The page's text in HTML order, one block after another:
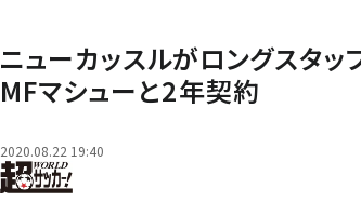
ニューカッスルがロングスタ
MFマシューと2年契約
2020.08.22 19:40